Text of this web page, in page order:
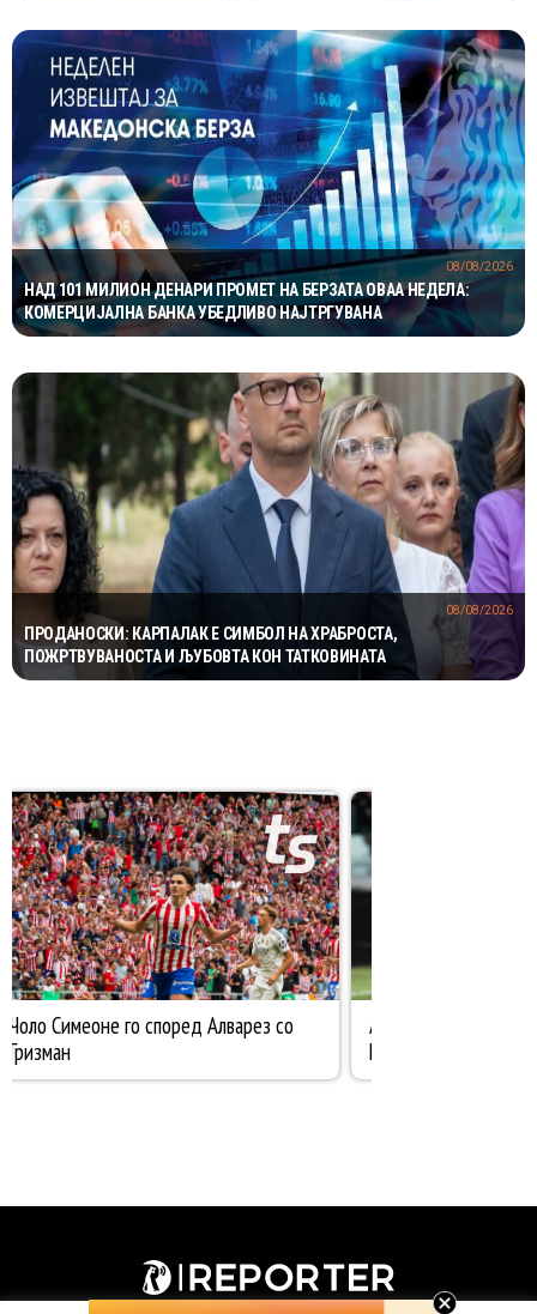
НАД 101 МИЛИОН ДЕНАРИ ПРОМЕТ НА БЕРЗАТА ОВАА НЕДЕЛА:
КОМЕРЦИЈАЛНА БАНКА УБЕДЛИВО НАЈТРГУВАНА
08/08/2026
ПРОДАНОСКИ: КАРПАЛАК Е СИМБОЛ НА ХРАБРОСТА,
ПОЖРТВУВАНОСТА И ЉУБОВТА КОН ТАТКОВИНАТА
08/08/2026